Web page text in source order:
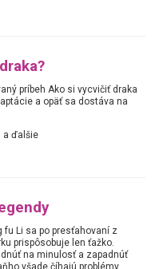
príbeh Ako si vycvičiť draka
a opäť sa dostáva na
a ďalšie
fu Li sa po presťahovaní z
prispôsobuje len ťažko.
na minulosť a zapadnúť
všade číhajú problémy.